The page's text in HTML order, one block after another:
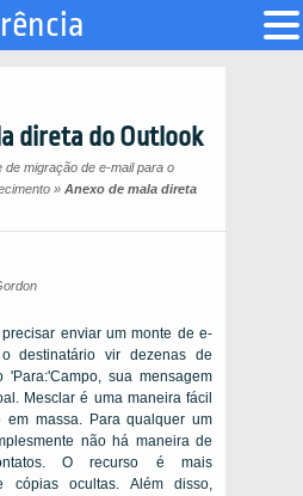
direta do Outlook
de migração de e-mail para o
» Anexo de mala direta
enviar um monte de e-
destinatário vir dezenas de
'Para:'Campo, sua mensagem
Mesclar é uma maneira fácil
em massa. Para qualquer um
não há maneira de
O recurso é mais
cópias ocultas. Além disso,